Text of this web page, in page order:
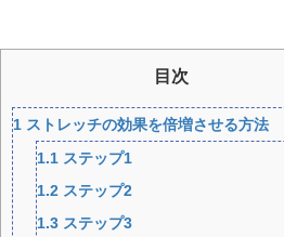
目次
1 ストレッチの効果を倍増させる方法
1.1 ステップ1
1.2 ステップ2
1.3 ステップ3